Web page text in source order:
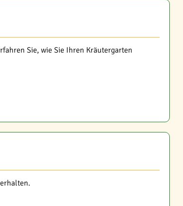
Sie, wie Sie Ihren Kräutergarten